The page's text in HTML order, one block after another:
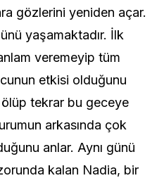
gözlerini yeniden açar.
yaşamaktadır. İlk
veremeyip tüm
etkisi olduğunu
tekrar bu geceye
arkasında çok
anlar. Aynı günü
kalan Nadia, bir